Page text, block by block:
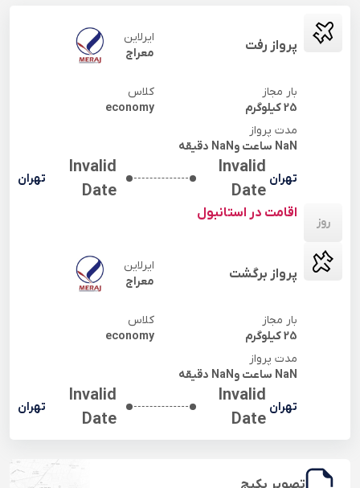
پرواز رفت
ایرلاین
معراج
بار مجاز
25کیلوگرم
کلاس
economy
مدت پرواز
NaN ساعت وNaN دقیقه
تهران
Invalid
Date
Invalid
Date
تهران
روز
اقامت در استانبول
پرواز برگشت
ایرلاین
معراج
بار مجاز
25کیلوگرم
کلاس
economy
مدت پرواز
NaN ساعت وNaN دقیقه
تهران
Invalid
Date
Invalid
Date
تهران
تصویر پکیج